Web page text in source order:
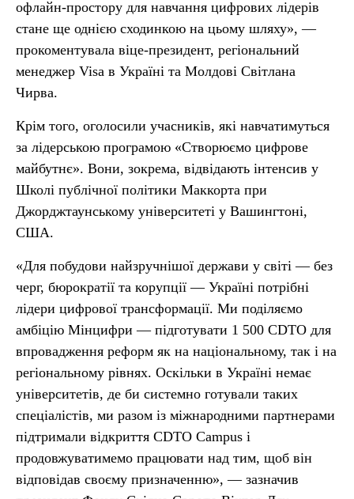
офлайн-простору для навчання цифрових лідерів
стане ще однією сходинкою на цьому шляху», —
прокоментувала віце-президент, регіональний
менеджер Visa в Україні та Молдові Світлана
Чирва.
Крім того, оголосили учасників, які навчатимуться
за лідерською програмою «Створюємо цифрове
майбутнє». Вони, зокрема, відвідають інтенсив у
Школі публічної політики Маккорта при
Джорджтаунському університеті у Вашингтоні,
США.
«Для побудови найзручнішої держави у світі — без
черг, бюрократії та корупції — Україні потрібні
лідери цифрової трансформації. Ми поділяємо
амбіцію Мінцифри — підготувати 1 500 CDTO для
впровадження реформ як на національному, так і на
регіональному рівнях. Оскільки в Україні немає
університетів, де би системно готували таких
спеціалістів, ми разом із міжнародними партнерами
підтримали відкриття CDTO Campus і
продовжуватимемо працювати над тим, щоб він
відповідав своєму призначенню», — зазначив